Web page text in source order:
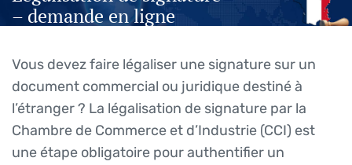
– demande en ligne
Vous devez faire légaliser une signature sur un
document commercial ou juridique destiné à
l’étranger ? La légalisation de signature par la
Chambre de Commerce et d’Industrie (CCI) est
une étape obligatoire pour authentifier un